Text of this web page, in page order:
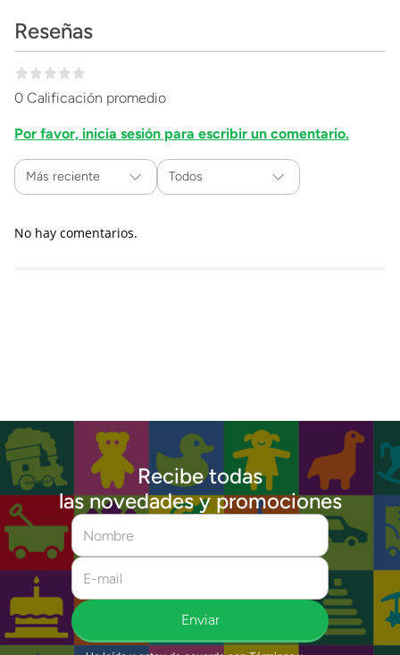
Reseñas
0 Calificación promedio
Por favor, inicia sesión para escribir un comentario.
Más reciente Todos
No hay comentarios.
Recibe todas
las novedades y promociones
Enviar